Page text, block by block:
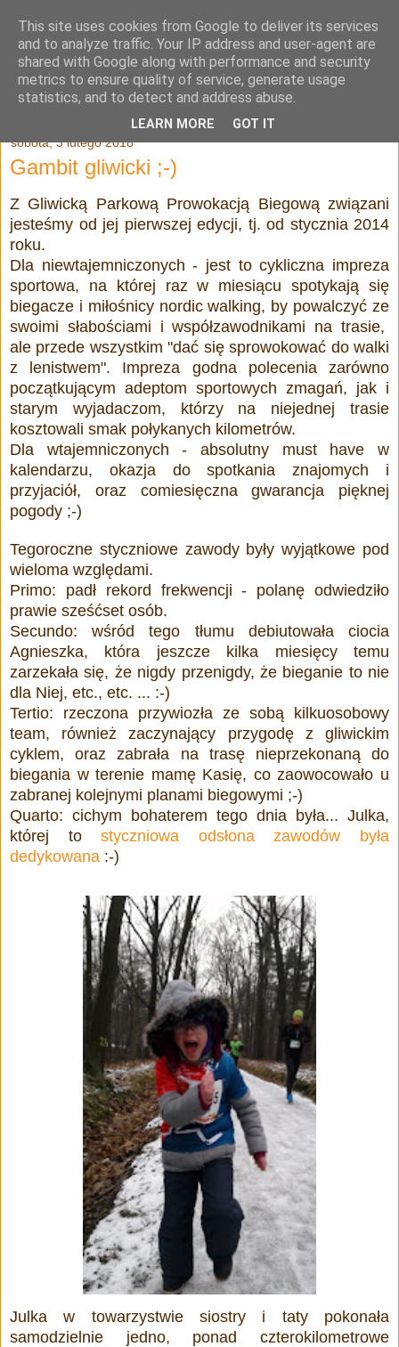
Julia Adamowska
sobota, 3 lutego 2018
Gambit gliwicki ;-)
Z Gliwicką Parkową Prowokacją Biegową związani
jesteśmy od jej pierwszej edycji, tj. od stycznia 2014
roku.
Dla niewtajemniczonych - jest to cykliczna impreza
sportowa, na której raz w miesiącu spotykają się
biegacze i miłośnicy nordic walking, by powalczyć ze
swoimi słabościami i współzawodnikami na trasie,
ale przede wszystkim "dać się sprowokować do walki
z lenistwem". Impreza godna polecenia zarówno
początkującym adeptom sportowych zmagań, jak i
starym wyjadaczom, którzy na niejednej trasie
kosztowali smak połykanych kilometrów.
Dla wtajemniczonych - absolutny must have w
kalendarzu, okazja do spotkania znajomych i
przyjaciół, oraz comiesięczna gwarancja pięknej
pogody ;-)
Tegoroczne styczniowe zawody były wyjątkowe pod
wieloma względami.
Primo: padł rekord frekwencji - polanę odwiedziło
prawie sześćset osób.
Secundo: wśród tego tłumu debiutowała ciocia
Agnieszka, która jeszcze kilka miesięcy temu
zarzekała się, że nigdy przenigdy, że bieganie to nie
dla Niej, etc., etc. ... :-)
Tertio: rzeczona przywiozła ze sobą kilkuosobowy
team, również zaczynający przygodę z gliwickim
cyklem, oraz zabrała na trasę nieprzekonaną do
biegania w terenie mamę Kasię, co zaowocowało u
zabranej kolejnymi planami biegowymi ;-)
Quarto: cichym bohaterem tego dnia była... Julka,
której tostyczniowa odsłona zawodów była
dedykowana :-)
Julka w towarzystwie siostry i taty pokonała
samodzielnie jedno, ponad czterokilometrowe
This site uses cookies from Google to deliver its services
and to analyze traffic. Your IP address and user-agent are
shared with Google along with performance and security
metrics to ensure quality of service, generate usage
statistics, and to detect and address abuse.
LEARN MORE GOT IT